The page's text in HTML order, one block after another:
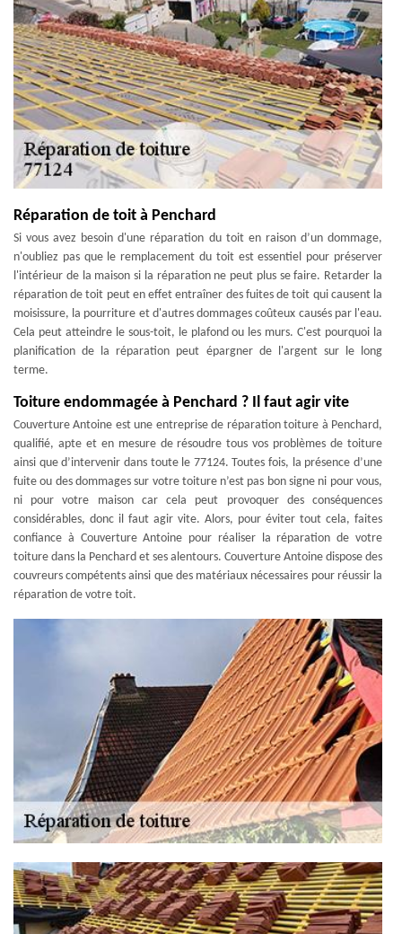
Réparation de toit à Penchard
Si vous avez besoin d'une réparation du toit en raison d’un dommage,
n'oubliez pas que le remplacement du toit est essentiel pour préserver
l'intérieur de la maison si la réparation ne peut plus se faire. Retarder la
réparation de toit peut en effet entraîner des fuites de toit qui causent la
moisissure, la pourriture et d'autres dommages coûteux causés par l'eau.
Cela peut atteindre le sous-toit, le plafond ou les murs. C'est pourquoi la
planification de la réparation peut épargner de l'argent sur le long
terme.
Toiture endommagée à Penchard ? Il faut agir vite
Couverture Antoine est une entreprise de réparation toiture à Penchard,
qualifié, apte et en mesure de résoudre tous vos problèmes de toiture
ainsi que d’intervenir dans toute le 77124. Toutes fois, la présence d’une
fuite ou des dommages sur votre toiture n’est pas bon signe ni pour vous,
ni pour votre maison car cela peut provoquer des conséquences
considérables, donc il faut agir vite. Alors, pour éviter tout cela, faites
confiance à Couverture Antoine pour réaliser la réparation de votre
toiture dans la Penchard et ses alentours. Couverture Antoine dispose des
couvreurs compétents ainsi que des matériaux nécessaires pour réussir la
réparation de votre toit.